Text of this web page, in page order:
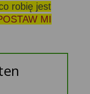
robię jest
MI